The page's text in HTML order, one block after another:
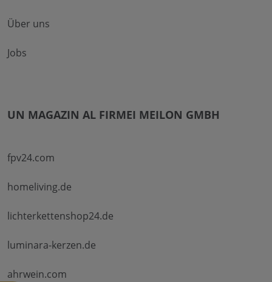
Über uns
Jobs
UN MAGAZIN AL FIRMEI MEILON GMBH
fpv24.com
homeliving.de
lichterkettenshop24.de
luminara-kerzen.de
ahrwein.com